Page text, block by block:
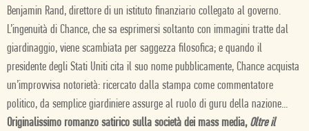
Benjamin Rand, direttore di un istituto finanziario collegato al governo.
L’ingenuità di Chance, che sa esprimersi soltanto con immagini tratte dal
giardinaggio, viene scambiata per saggezza filosofica; e quando il
presidente degli Stati Uniti cita il suo nome pubblicamente, Chance acquista
un’improvvisa notorietà: ricercato dalla stampa come commentatore
politico, da semplice giardiniere assurge al ruolo di guru della nazione...
Originalissimo romanzo satirico sulla società dei mass media, Oltre il